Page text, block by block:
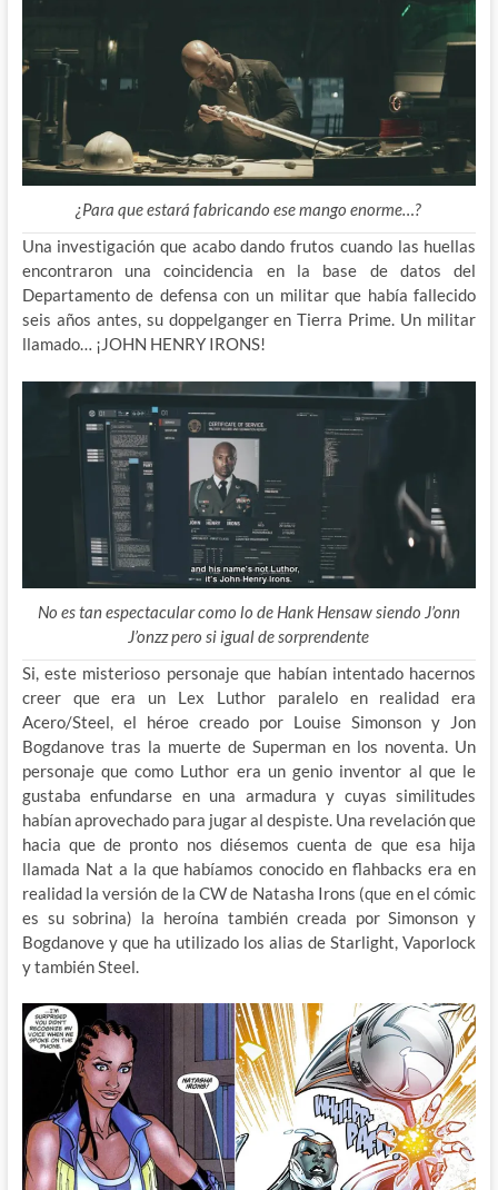
¿Para que estará fabricando ese mango enorme…?
Una investigación que acabo dando frutos cuando las huellas
encontraron una coincidencia en la base de datos del
Departamento de defensa con un militar que había fallecido
seis años antes, su doppelganger en Tierra Prime. Un militar
llamado… ¡JOHN HENRY IRONS!
No es tan espectacular como lo de Hank Hensaw siendo J’onn
J’onzz pero si igual de sorprendente
Si, este misterioso personaje que habían intentado hacernos
creer que era un Lex Luthor paralelo en realidad era
Acero/Steel, el héroe creado por Louise Simonson y Jon
Bogdanove tras la muerte de Superman en los noventa. Un
personaje que como Luthor era un genio inventor al que le
gustaba enfundarse en una armadura y cuyas similitudes
habían aprovechado para jugar al despiste. Una revelación que
hacia que de pronto nos diésemos cuenta de que esa hija
llamada Nat a la que habíamos conocido en flahbacks era en
realidad la versión de la CW de Natasha Irons (que en el cómic
es su sobrina) la heroína también creada por Simonson y
Bogdanove y que ha utilizado los alias de Starlight, Vaporlock
y también Steel.